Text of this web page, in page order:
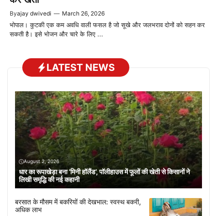
Byajay dwivedi — March 26, 2026
भोपाल। कुटकी एक कम अवधि वाली फसल है जो सूखे और जलभराव दोनों को सहन कर
सकती है। इसे भोजन और चारे के लिए ...
LATEST NEWS
August 2, 2026
धार का रूपाखेड़ा बना ‘मिनी हॉलैंड’, पॉलीहाउस में फूलों की खेती से किसानों ने
लिखी समृद्धि की नई कहानी
बरसात के मौसम में बकरियों की देखभाल: स्वस्थ बकरी,
अधिक लाभ